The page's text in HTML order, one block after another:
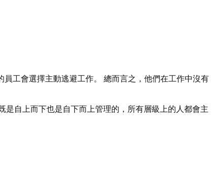
工會選擇主動逃避工作。 總而言之，他們在工作中沒有
是自上而下也是自下而上管理的，所有層級上的人都會主